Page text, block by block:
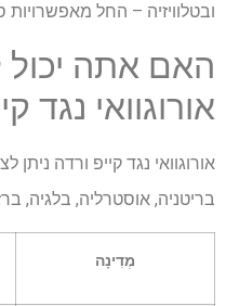
ובטלוויזיה – החל מאפשרויות
האם אתה
אורוגוואי נגד
אורוגוואי נגד קייפ ורדה
בריטניה, אוסטרליה, בלגיה,
מְדִינָה